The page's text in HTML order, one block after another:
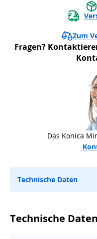
Zum
Fragen?
Das Konica
Technische Daten
Technische Daten